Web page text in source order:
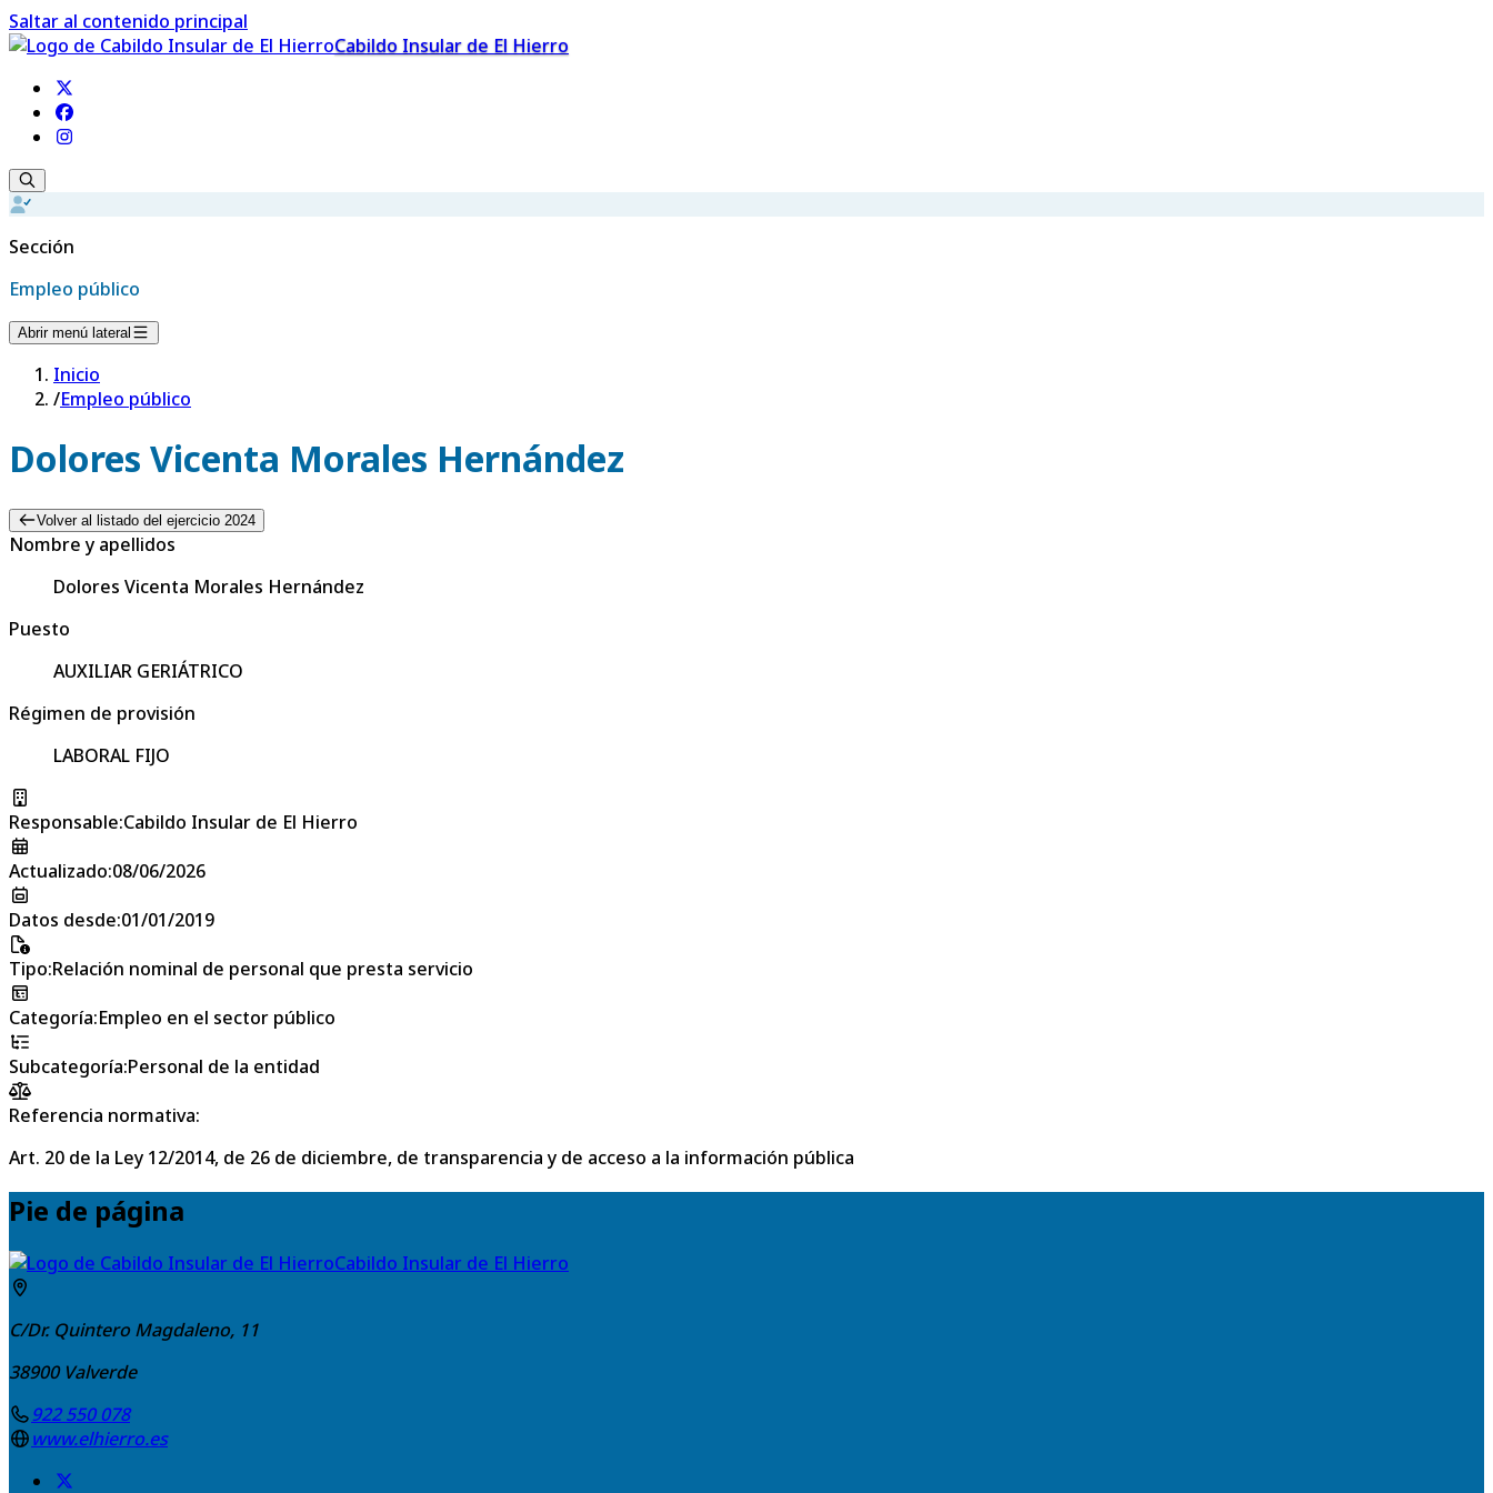
Saltar al contenido principal
Cabildo Insular de El Hierro
Sección
Empleo público
Abrir menú lateral
Inicio
/Empleo público
Dolores Vicenta Morales Hernández
Volver al listado del ejercicio 2024
Nombre y apellidos
Dolores Vicenta Morales Hernández
Puesto
AUXILIAR GERIÁTRICO
Régimen de provisión
LABORAL FIJO
Responsable:Cabildo Insular de El Hierro
Actualizado:08/06/2026
Datos desde:01/01/2019
Tipo:Relación nominal de personal que presta servicio
Categoría:Empleo en el sector público
Subcategoría:Personal de la entidad
Referencia normativa:
Art. 20 de la Ley 12/2014, de 26 de diciembre, de transparencia y de acceso a la información pública
Pie de página
Cabildo Insular de El Hierro
C/Dr. Quintero Magdaleno, 11
38900 Valverde
922 550 078
www.elhierro.es